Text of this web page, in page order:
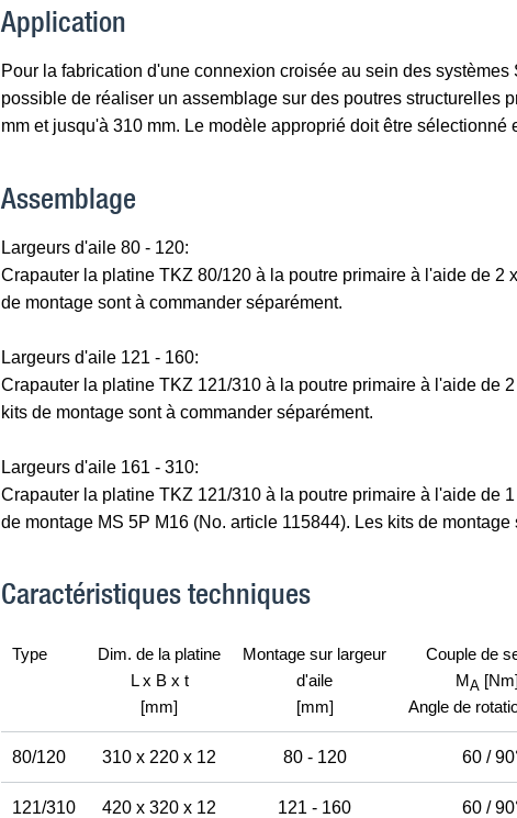
Application
Pour la fabrication d'une connexion croisée au sein des
possible de réaliser un assemblage sur des poutres structurelles
mm et jusqu'à 310 mm. Le modèle approprié doit être
Assemblage
Largeurs d'aile 80 - 120:
Crapauter la platine TKZ 80/120 à la poutre primaire à l'aide de 2
de montage sont à commander séparément.
Largeurs d'aile 121 - 160:
Crapauter la platine TKZ 121/310 à la poutre primaire à l'aide de
kits de montage sont à commander séparément.
Largeurs d'aile 161 - 310:
Crapauter la platine TKZ 121/310 à la poutre primaire à l'aide de
de montage MS 5P M16 (No. article 115844). Les kits de
Caractéristiques techniques
Type
Dim. de la platine
L x B x t
[mm]
Montage sur largeur
d'aile
[mm]
Couple de
MA
Angle de
80/120 310 x 220 x 12 80 - 120 60 /
121/310 420 x 320 x 12 121 - 160 60 /